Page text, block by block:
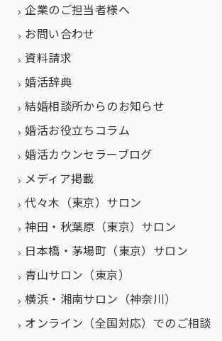
企業のご担当者様へ
お問い合わせ
資料請求
婚活辞典
結婚相談所からのお知らせ
婚活お役立ちコラム
婚活カウンセラーブログ
メディア掲載
代々木（東京）サロン
神田・秋葉原（東京）サロン
日本橋・茅場町（東京）サロン
青山サロン（東京）
横浜・湘南サロン（神奈川）
オンライン（全国対応）でのご相談